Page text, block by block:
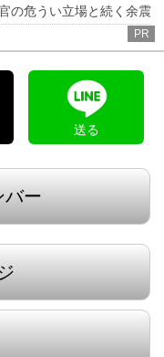
の危うい立場と続く余震
PR
送る
バー